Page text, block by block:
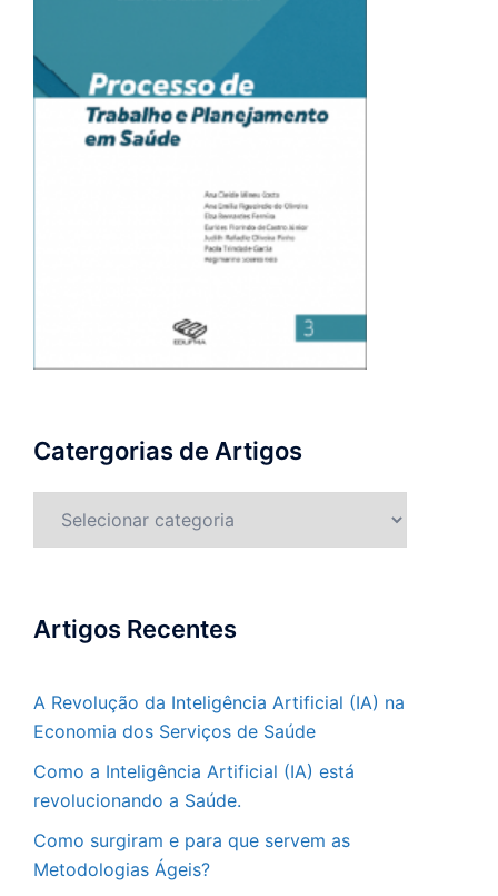
Catergorias de Artigos
Artigos Recentes
A Revolução da Inteligência Artificial (IA) na
Economia dos Serviços de Saúde
Como a Inteligência Artificial (IA) está
revolucionando a Saúde.
Como surgiram e para que servem as
Metodologias Ágeis?